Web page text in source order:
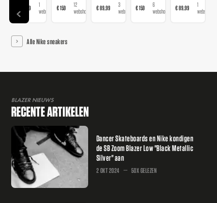
€ 89,99
1
webshop
€ 159
12
webshops
€ 89,99
3
webshops
€ 159
6
webshops
€ 89,99
1
webshop
Alle Nike sneakers
BLAZER NIEUWS
RECENTE ARTIKELEN
Dancer Skateboards en Nike kondigen
de SB Zoom Blazer Low "Black Metallic
Silver" aan
2 OKT 2024 50X GELEZEN